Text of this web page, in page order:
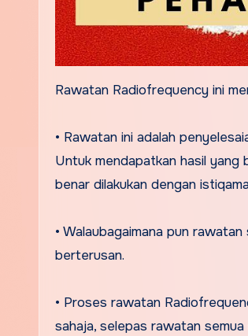
Rawatan Radiofrequency ini
• Rawatan ini adalah
Untuk mendapatkan hasil yang
benar dilakukan dengan
• Walaubagaimana pun
berterusan.
• Proses rawatan
sahaja, selepas rawatan semua